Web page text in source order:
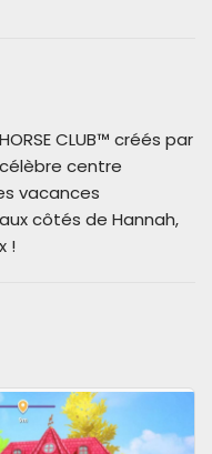
CLUB™ créés par
centre
vacances
côtés de Hannah,
!